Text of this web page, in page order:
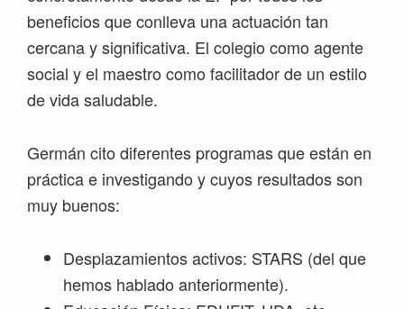
beneficios que conlleva una actuación tan
cercana y significativa. El colegio como agente
social y el maestro como facilitador de un estilo
de vida saludable.
Germán cito diferentes programas que están en
práctica e investigando y cuyos resultados son
muy buenos:
Desplazamientos activos: STARS (del que
hemos hablado anteriormente).